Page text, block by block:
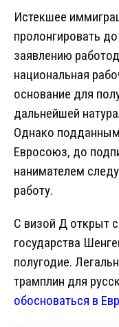
Истекшее
пролонгировать
заявлению
национальная
основание для
дальнейшей
Однако
Евросоюз, до
нанимателем
работу.
С визой Д открыт
государства
полугодие.
трамплин для
обосноваться в